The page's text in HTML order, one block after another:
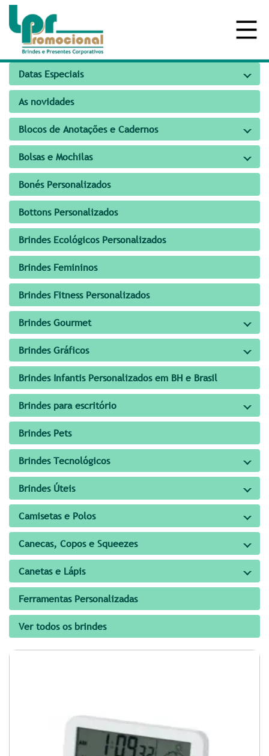
Datas Especiais
As novidades
Blocos de Anotações e Cadernos
Bolsas e Mochilas
Bonés Personalizados
Bottons Personalizados
Brindes Ecológicos Personalizados
Brindes Femininos
Brindes Fitness Personalizados
Brindes Gourmet
Brindes Gráficos
Brindes Infantis Personalizados em BH e Brasil
Brindes para escritório
Brindes Pets
Brindes Tecnológicos
Brindes Úteis
Camisetas e Polos
Canecas, Copos e Squeezes
Canetas e Lápis
Ferramentas Personalizadas
Ver todos os brindes